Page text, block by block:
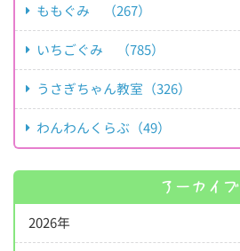
ももぐみ （267）
いちごぐみ （785）
うさぎちゃん教室（326）
わんわんくらぶ（49）
アーカイブ
2026年